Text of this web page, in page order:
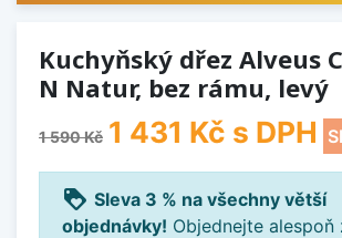
Kuchyňský dřez Alveus
N Natur, bez rámu, levý
1 590 Kč 1 431 Kč s DPH
loyalty Sleva 3 % na všechny větší
objednávky! Objednejte alespoň